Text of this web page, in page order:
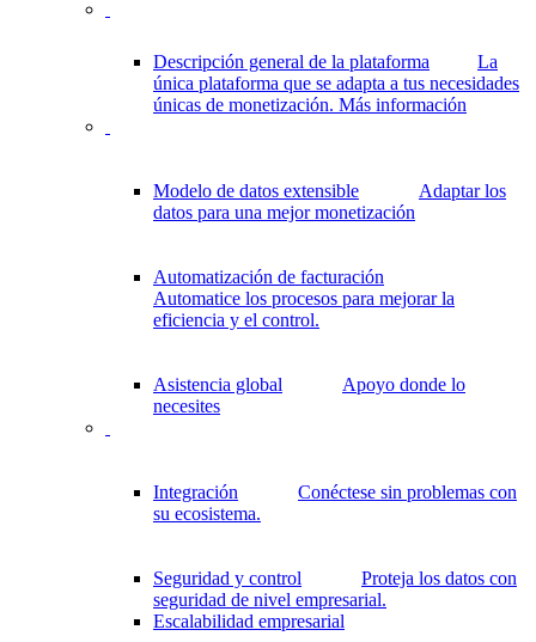
Descripción general de la plataforma
La
única plataforma que se adapta a tus necesidades
únicas de monetización. Más información
Modelo de datos extensible
Adaptar los
datos para una mejor monetización
Automatización de facturación
Automatice los procesos para mejorar la
eficiencia y el control.
Asistencia global
Apoyo donde lo
necesites
Integración
Conéctese sin problemas con
su ecosistema.
Seguridad y control
Proteja los datos con
seguridad de nivel empresarial.
Escalabilidad empresarial